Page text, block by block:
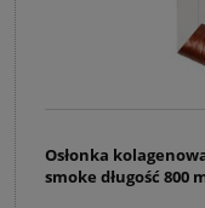
Osłonka
smoke długość 800